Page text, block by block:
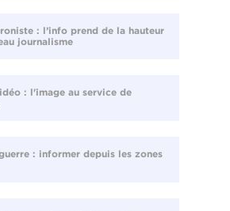
: l’info prend de la hauteur
journalisme
: l'image au service de
: informer depuis les zones